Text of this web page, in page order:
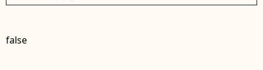
false